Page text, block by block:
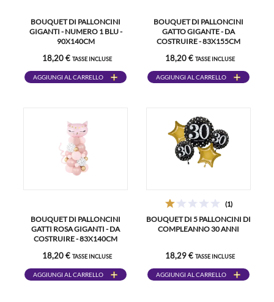
BOUQUET DI PALLONCINI
GIGANTI - NUMERO 1 BLU -
90X140CM
18,20 € TASSE INCLUSE
AGGIUNGI AL CARRELLO
BOUQUET DI PALLONCINI
GATTO GIGANTE - DA
COSTRUIRE - 83X155CM
18,20 € TASSE INCLUSE
AGGIUNGI AL CARRELLO
BOUQUET DI PALLONCINI
GATTI ROSA GIGANTI - DA
COSTRUIRE - 83X140CM
18,20 € TASSE INCLUSE
AGGIUNGI AL CARRELLO
(1)
BOUQUET DI 5 PALLONCINI DI
COMPLEANNO 30 ANNI
18,29 € TASSE INCLUSE
AGGIUNGI AL CARRELLO